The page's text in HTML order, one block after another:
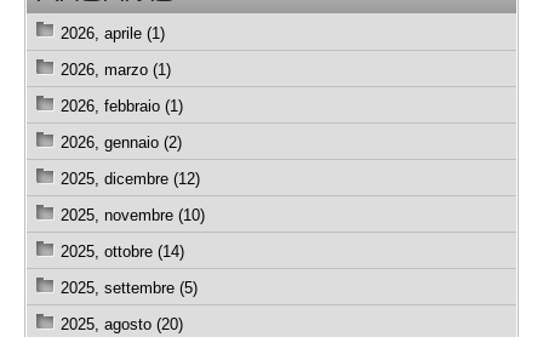
2026, aprile (1)
2026, marzo (1)
2026, febbraio (1)
2026, gennaio (2)
2025, dicembre (12)
2025, novembre (10)
2025, ottobre (14)
2025, settembre (5)
2025, agosto (20)